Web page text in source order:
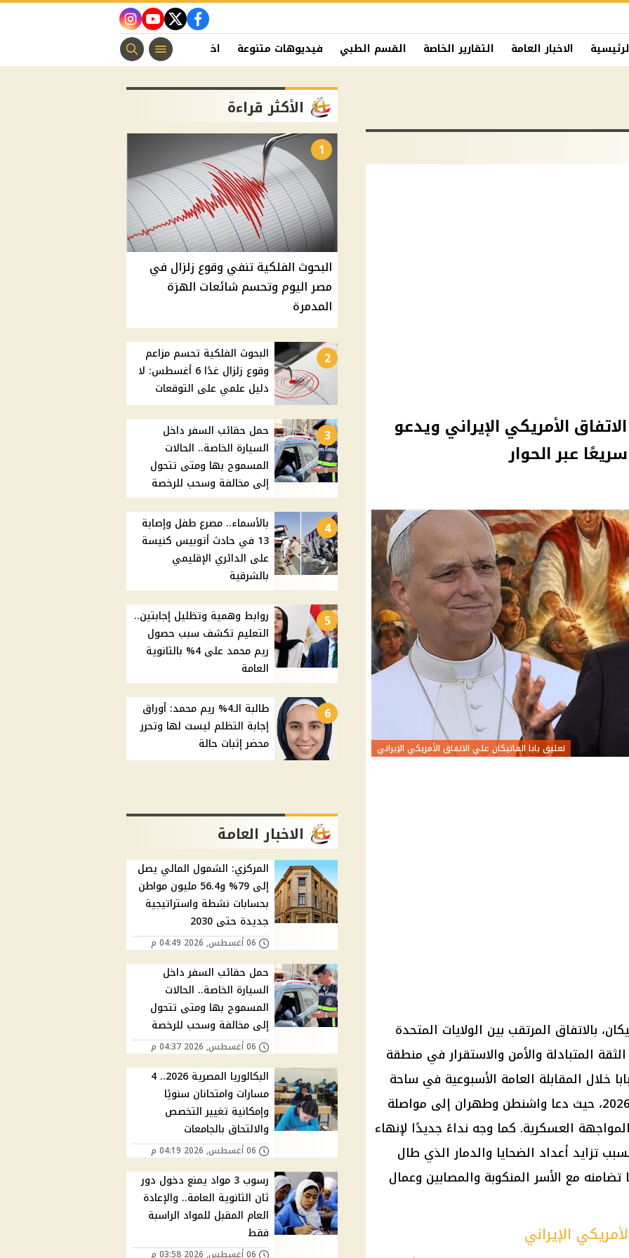
facebook
twitter
youtube
instagram
الاخبار العامة التقارير الخاصة القسم الطبي فيديوهات متنوعة اخبار الفن منوعات مسيحية
الأمريكي الإيراني ويدعو
عبر الحوار
تعليق بابا الفاتيكان علي الاتفاق الأمريكي الإيراني
بالاتفاق المرتقب بين الولايات المتحدة
المتبادلة والأمن والاستقرار في منطقة
خلال المقابلة العامة الأسبوعية في ساحة
القديس بطرس، الأربعاء 17 يونيو 2026، حيث دعا واشنطن وطهران إلى مواصلة
العسكرية. كما وجه نداءً جديدًا لإنهاء
تزايد أعداد الضحايا والدمار الذي طال
تضامنه مع الأسر المنكوبة والمصابين وعمال
الإيراني
الأكثر قراءة
1
البحوث الفلكية تنفي وقوع زلزال في
مصر اليوم وتحسم شائعات الهزة
المدمرة
2
البحوث الفلكية تحسم مزاعم
وقوع زلزال غدًا 6 أغسطس: لا
دليل علمي على التوقعات
3
حمل حقائب السفر داخل
السيارة الخاصة.. الحالات
المسموح بها ومتى تتحول
إلى مخالفة وسحب للرخصة
4
بالأسماء.. مصرع طفل وإصابة
13 في حادث أتوبيس كنيسة
على الدائري الإقليمي
بالشرقية
5
روابط وهمية وتظليل إجابتين..
التعليم تكشف سبب حصول
ريم محمد على 4% بالثانوية
العامة
6
طالبة الـ4% ريم محمد: أوراق
إجابة التظلم ليست لها وتحرر
محضر إثبات حالة
الاخبار العامة
المركزي: الشمول المالي يصل
إلى 79% و56.4 مليون مواطن
بحسابات نشطة واستراتيجية
جديدة حتى 2030
06 أغسطس, 2026 04:49 م
حمل حقائب السفر داخل
السيارة الخاصة.. الحالات
المسموح بها ومتى تتحول
إلى مخالفة وسحب للرخصة
06 أغسطس, 2026 04:37 م
البكالوريا المصرية 2026.. 4
مسارات وامتحانان سنويًا
وإمكانية تغيير التخصص
والالتحاق بالجامعات
06 أغسطس, 2026 04:19 م
رسوب 3 مواد يمنع دخول دور
ثان الثانوية العامة.. والإعادة
العام المقبل للمواد الراسبة
فقط
06 أغسطس, 2026 03:58 م